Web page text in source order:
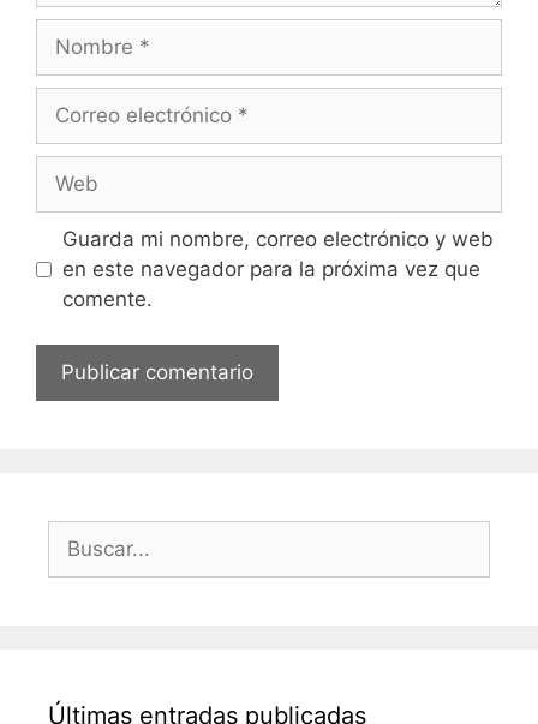
electrónico
Guarda mi nombre, correo electrónico y web
en este navegador para la próxima vez que
comente.
Buscar:
Últimas entradas publicadas